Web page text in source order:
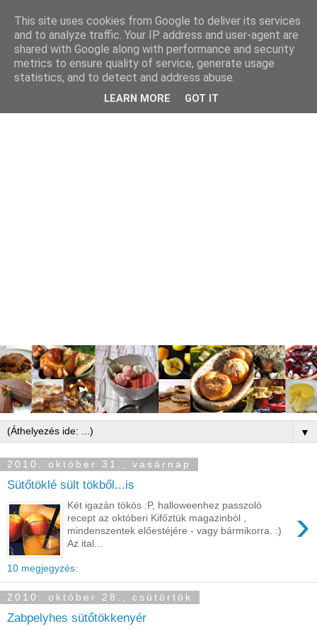
▼
2010. október 31., vasárnap
Sütőtöklé sült tökből...is
›
Két igazán tökös :P, halloweenhez passzoló
recept az októberi Kifőztük magazinból ,
mindenszentek előestéjére - vagy bármikorra. :)
Az ital...
10 megjegyzés:
2010. október 28., csütörtök
Zabpelyhes sütőtökkenyér
This site uses cookies from Google to deliver its services
and to analyze traffic. Your IP address and user-agent are
shared with Google along with performance and security
metrics to ensure quality of service, generate usage
statistics, and to detect and address abuse.
LEARN MORE GOT IT